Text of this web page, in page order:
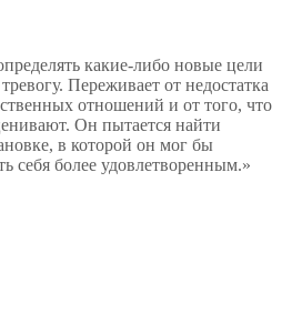
какие-либо новые цели
Переживает от недостатка
отношений и от того, что
Он пытается найти
в которой он мог бы
себя более удовлетворенным.»